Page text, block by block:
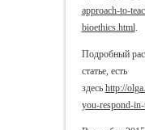
approach-to-
bioethics.html.
Подробный
статье, есть
здесь http://
you-respond-